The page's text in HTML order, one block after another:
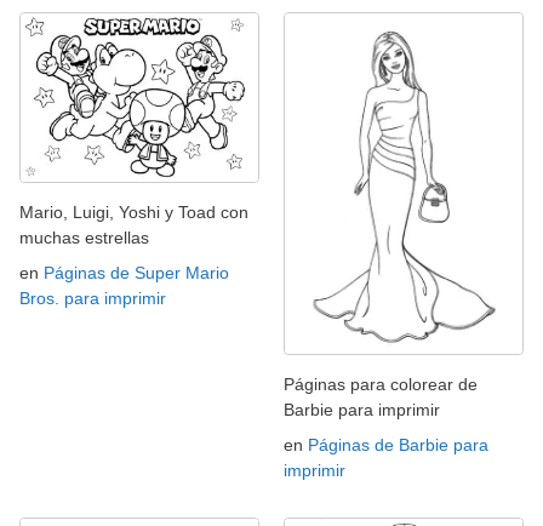
Mario, Luigi, Yoshi y Toad con
muchas estrellas
en Páginas de Super Mario
Bros. para imprimir
Páginas para colorear de
Barbie para imprimir
en Páginas de Barbie para
imprimir